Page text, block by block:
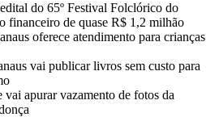
do 65º Festival Folclórico do
financeiro de quase R$ 1,2 milhão
oferece atendimento para crianças
vai publicar livros sem custo para
vai apurar vazamento de fotos da